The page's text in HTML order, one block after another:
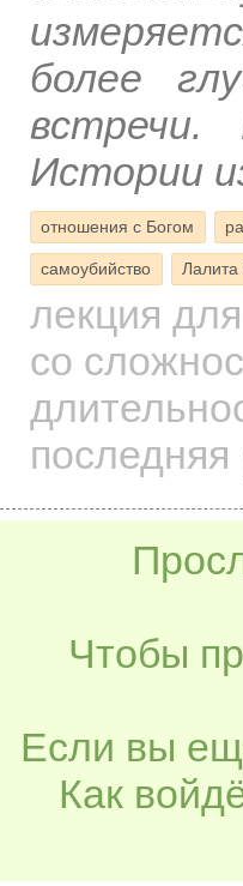
более
встречи.
Истории
отношения с Богом
самоубийство Лалита
лекция
со
Чтобы
Если вы
Как